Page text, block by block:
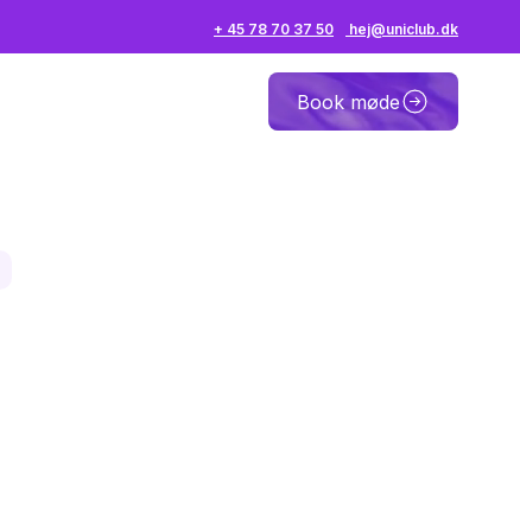
+ 45 78 70 37 50 hej@uniclub.dk
Book møde